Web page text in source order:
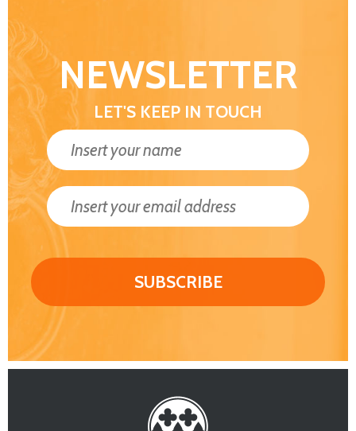
NEWSLETTER
LET'S KEEP IN TOUCH